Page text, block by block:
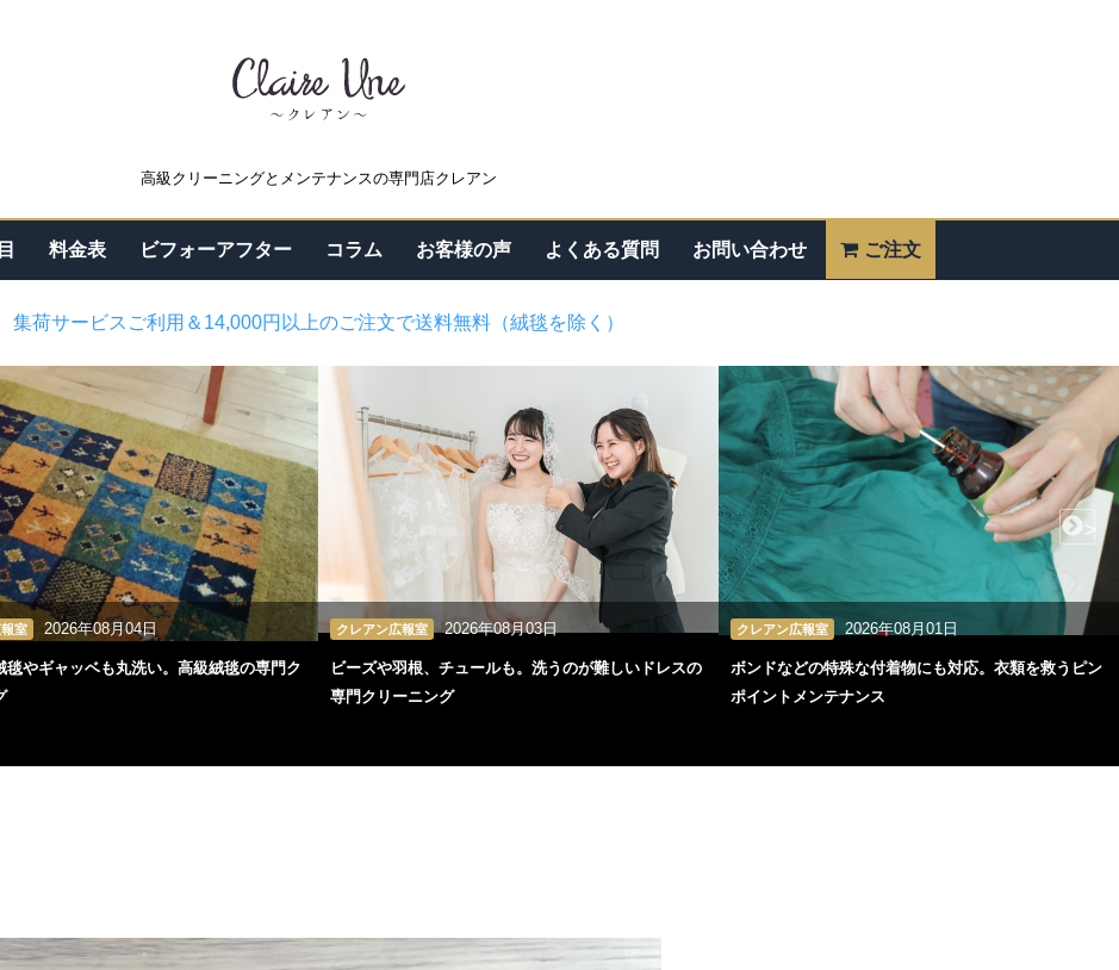
高級クリーニングとメンテナンスの専門店クレアン
料金表 ビフォーアフター コラム お客様の声 よくある質問 お問い合わせ ご注文
集荷サービスご利用＆14,000円以上のご注文で送料無料（絨毯を除く）
室 2026年08月04日
毯やギャッベも丸洗い。高級絨毯の専門ク
クレアン広報室 2026年08月03日
ビーズや羽根、チュールも。洗うのが難しいドレスの
専門クリーニング
クレアン広報室 2026年08月01日
ボンドなどの特殊な付着物にも対応。衣類を救うピン
ポイントメンテナンス
>